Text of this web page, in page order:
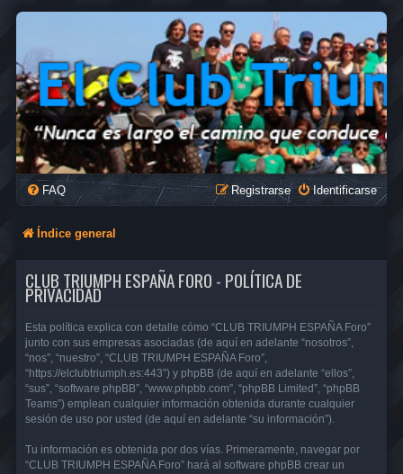
FAQ Identificarse
Registrarse
Índice general
CLUB TRIUMPH ESPAÑA FORO - POLÍTICA DE
PRIVACIDAD
Esta política explica con detalle cómo “CLUB TRIUMPH ESPAÑA Foro”
junto con sus empresas asociadas (de aquí en adelante “nosotros”,
“nos”, “nuestro”, “CLUB TRIUMPH ESPAÑA Foro”,
“https://elclubtriumph.es:443”) y phpBB (de aquí en adelante “ellos”,
“sus”, “software phpBB”, “www.phpbb.com”, “phpBB Limited”, “phpBB
Teams”) emplean cualquier información obtenida durante cualquier
sesión de uso por usted (de aquí en adelante “su información”).
Tu información es obtenida por dos vías. Primeramente, navegar por
“CLUB TRIUMPH ESPAÑA Foro” hará al software phpBB crear un